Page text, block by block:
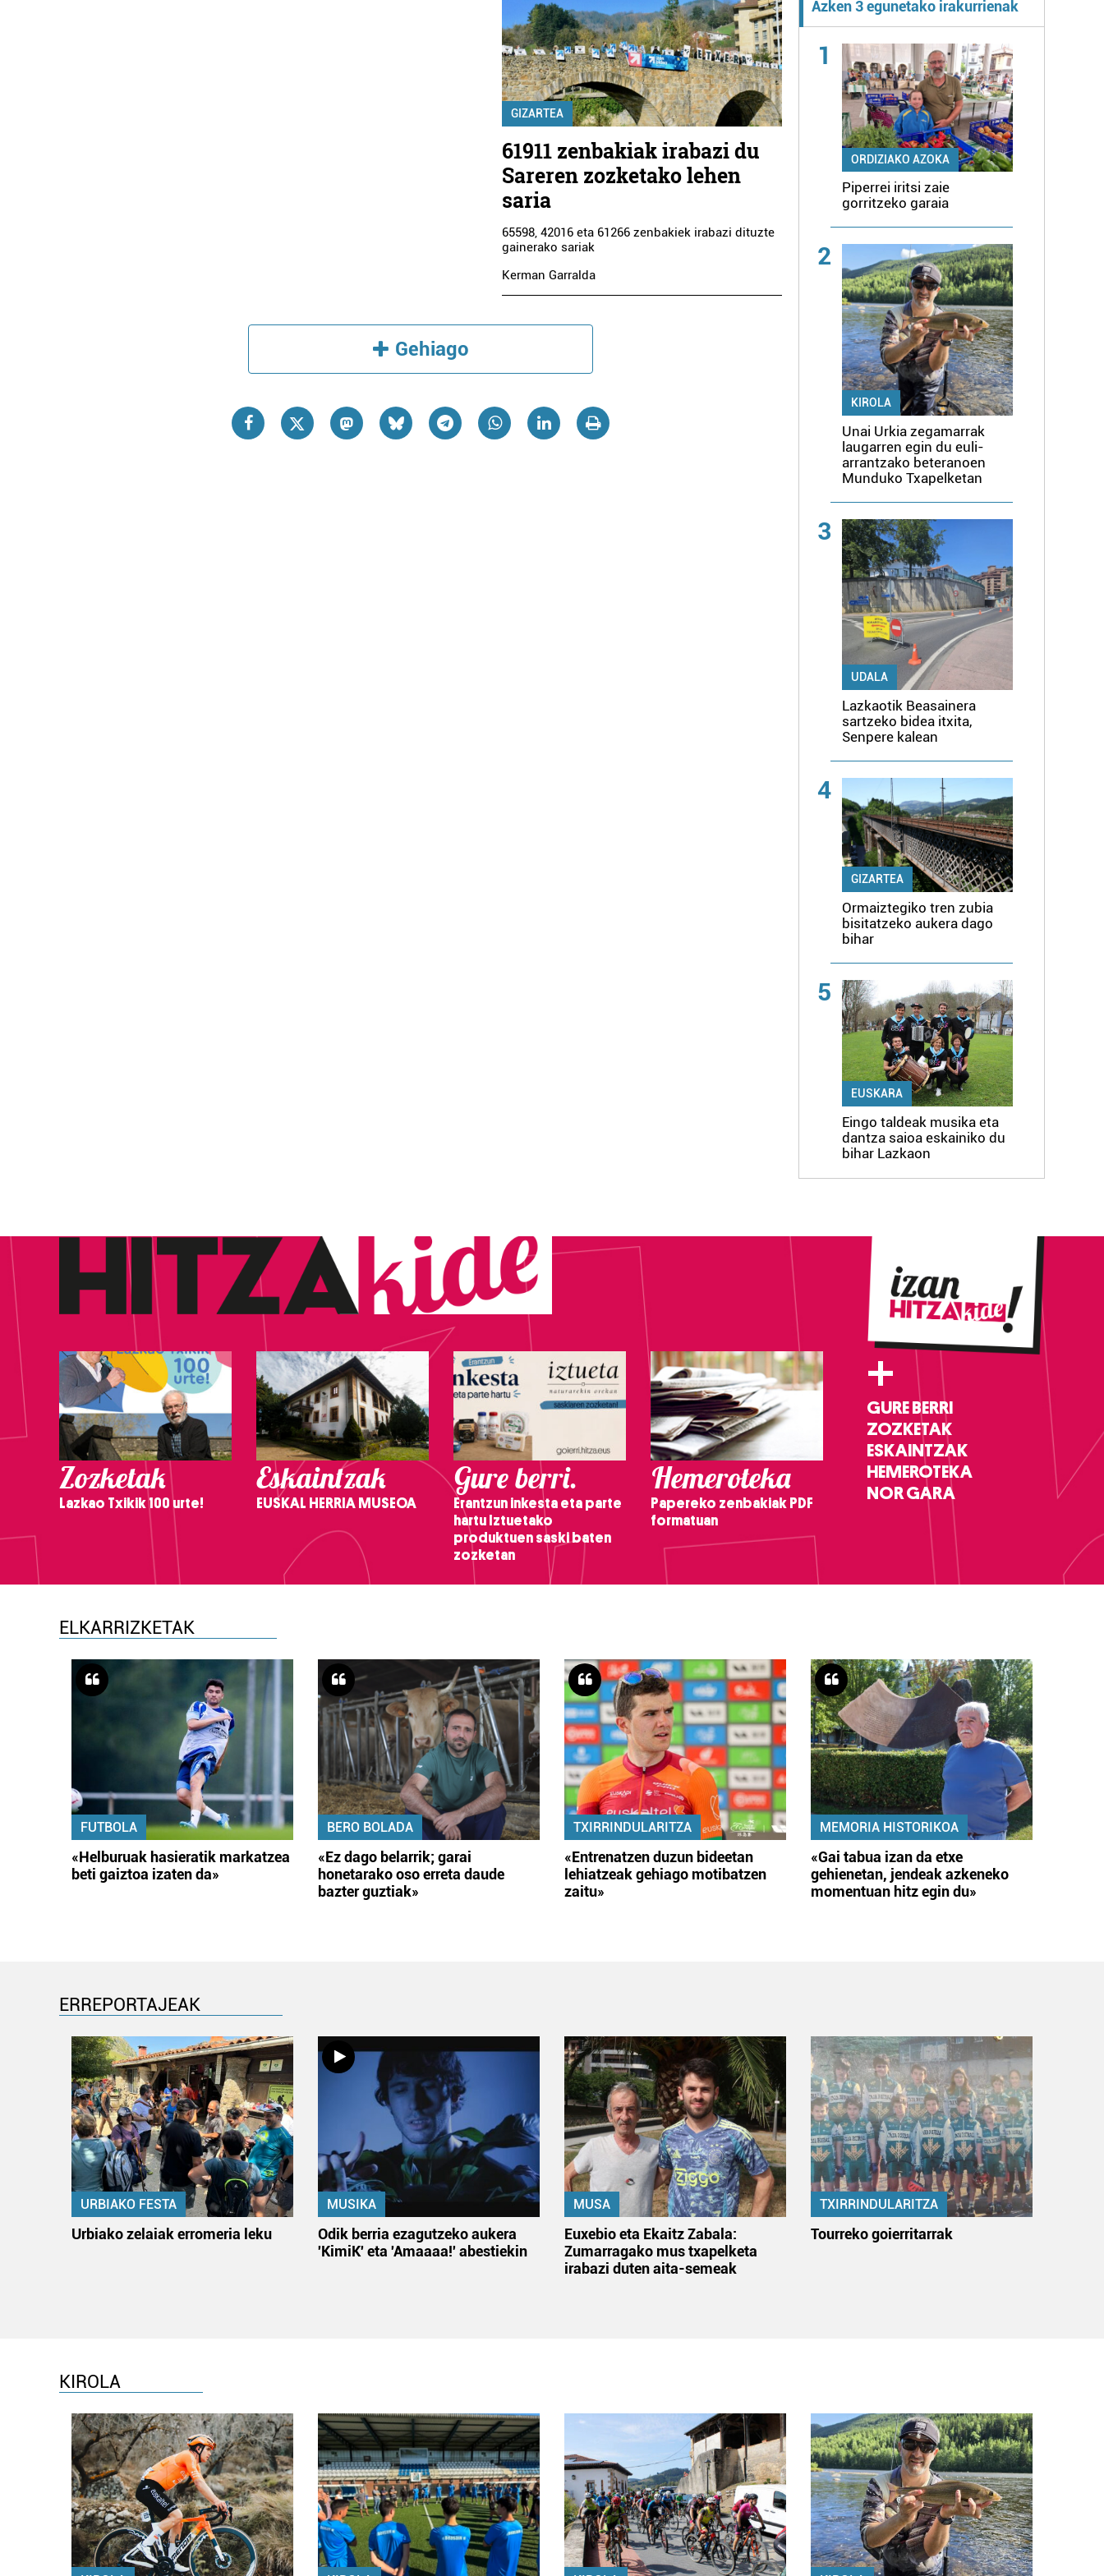
GIZARTEA
61911 zenbakiak irabazi du
Sareren zozketako lehen
saria
65598, 42016 eta 61266 zenbakiek irabazi dituzte
gainerako sariak
Kerman Garralda
Gehiago
Azken 3 egunetako irakurrienak
1
ORDIZIAKO AZOKA
Piperrei iritsi zaie
gorritzeko garaia
2
KIROLA
Unai Urkia zegamarrak
laugarren egin du euli-
arrantzako beteranoen
Munduko Txapelketan
3
UDALA
Lazkaotik Beasainera
sartzeko bidea itxita,
Senpere kalean
4
GIZARTEA
Ormaiztegiko tren zubia
bisitatzeko aukera dago
bihar
5
EUSKARA
Eingo taldeak musika eta
dantza saioa eskainiko du
bihar Lazkaon
Zozketak
Lazkao Txikik 100 urte!
Eskaintzak
EUSKAL HERRIA MUSEOA
Gure berri.
Erantzun inkesta eta parte
hartu Iztuetako
produktuen saski baten
zozketan
Hemeroteka
Papereko zenbakiak PDF
formatuan
+
GURE BERRI
ZOZKETAK
ESKAINTZAK
HEMEROTEKA
NOR GARA
ELKARRIZKETAK
FUTBOLA
«Helburuak hasieratik markatzea
beti gaiztoa izaten da»
BERO BOLADA
«Ez dago belarrik; garai
honetarako oso erreta daude
bazter guztiak»
TXIRRINDULARITZA
«Entrenatzen duzun bideetan
lehiatzeak gehiago motibatzen
zaitu»
MEMORIA HISTORIKOA
«Gai tabua izan da etxe
gehienetan, jendeak azkeneko
momentuan hitz egin du»
ERREPORTAJEAK
URBIAKO FESTA
Urbiako zelaiak erromeria leku
MUSIKA
Odik berria ezagutzeko aukera
'KimiK' eta 'Amaaaa!' abestiekin
MUSA
Euxebio eta Ekaitz Zabala:
Zumarragako mus txapelketa
irabazi duten aita-semeak
TXIRRINDULARITZA
Tourreko goierritarrak
KIROLA